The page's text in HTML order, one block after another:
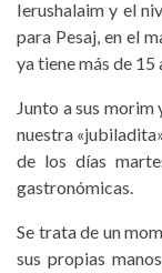
Ierushalaim y el
para Pesaj, en el
ya tiene más de
Junto a sus
nuestra
de los días
gastronómicas.
Se trata de un
sus propias